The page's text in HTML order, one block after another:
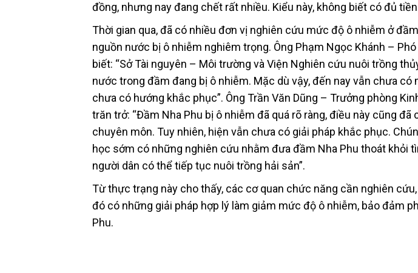
đồng, nhưng nay đang chết rất nhiều. Kiểu này, không biết có đủ
Thời gian qua, đã có nhiều đơn vị nghiên cứu mức độ ô nhiễm ở
nguồn nước bị ô nhiễm nghiêm trọng. Ông Phạm Ngọc Khánh –
biết: “Sở Tài nguyên – Môi trường và Viện Nghiên cứu nuôi trồng
nước trong đầm đang bị ô nhiễm. Mặc dù vậy, đến nay vẫn chưa có
chưa có hướng khắc phục”. Ông Trần Văn Dũng – Trưởng phòng
trăn trở: “Đầm Nha Phu bị ô nhiễm đã quá rõ ràng, điều này cũng
chuyên môn. Tuy nhiên, hiện vẫn chưa có giải pháp khắc phục.
học sớm có những nghiên cứu nhằm đưa đầm Nha Phu thoát khỏi
người dân có thể tiếp tục nuôi trồng hải sản”.
Từ thực trạng này cho thấy, các cơ quan chức năng cần nghiên
đó có những giải pháp hợp lý làm giảm mức độ ô nhiễm, bảo đảm
Phu.